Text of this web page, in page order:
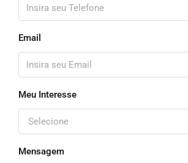
Email
Meu Interesse
Selecione
Mensagem